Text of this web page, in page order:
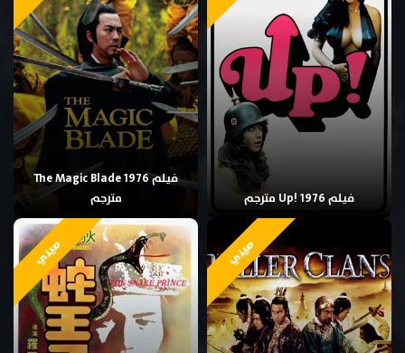
فيلم Up! 1976 مترجم
فيلم The Magic Blade 1976
مترجم
صيني صيني